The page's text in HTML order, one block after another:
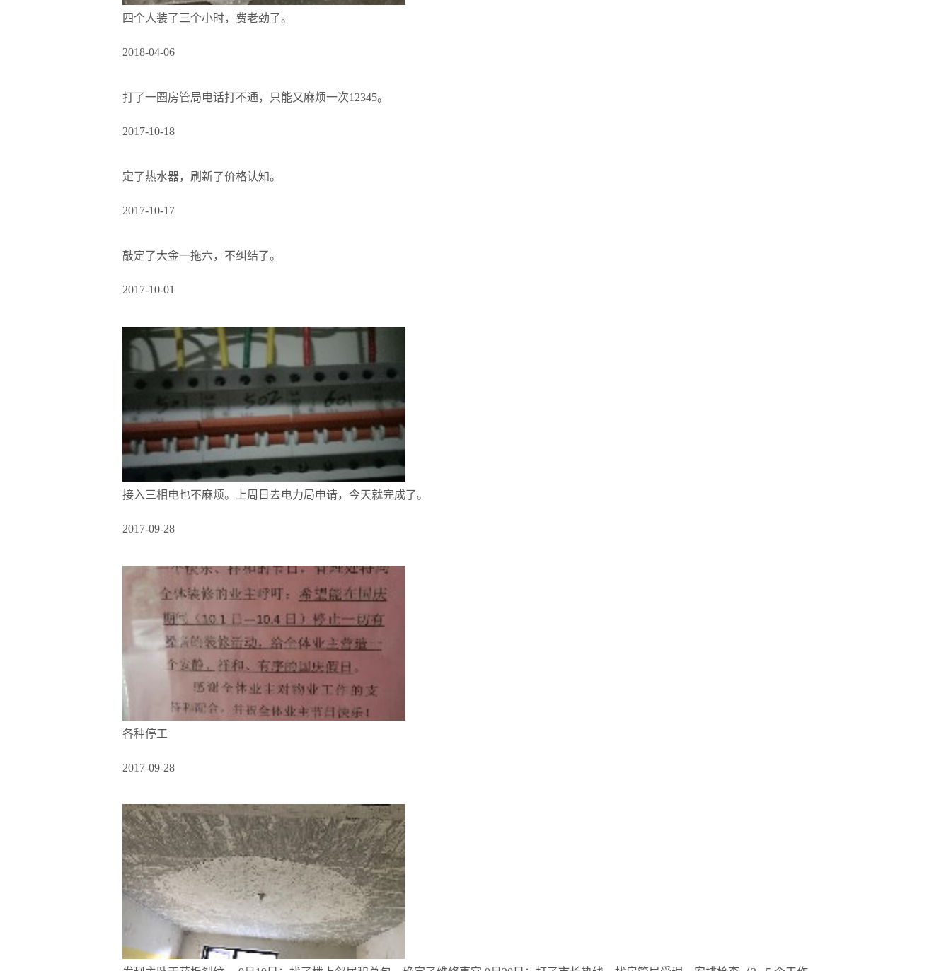
四个人装了三个小时，费老劲了。
2018-04-06
打了一圈房管局电话打不通，只能又麻烦一次12345。
2017-10-18
定了热水器，刷新了价格认知。
2017-10-17
敲定了大金一拖六，不纠结了。
2017-10-01
接入三相电也不麻烦。上周日去电力局申请，今天就完成了。
2017-09-28
各种停工
2017-09-28